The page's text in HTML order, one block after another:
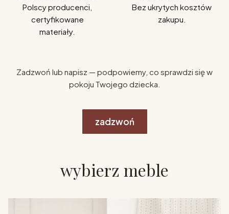
Polscy producenci,
certyfikowane
materiały.
Bez ukrytych kosztów
zakupu.
Zadzwoń lub napisz — podpowiemy, co sprawdzi się w
pokoju Twojego dziecka.
zadzwoń
wybierz meble